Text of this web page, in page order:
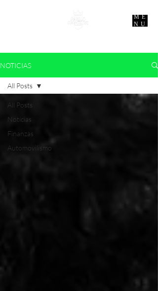
ME
NU
NOTICIAS
All Posts
Noticias
Finanzas
Automovilismo
All Posts